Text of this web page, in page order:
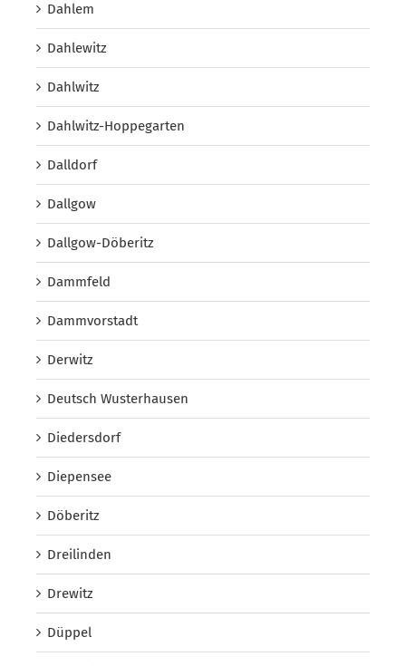
Dahlem
Dahlewitz
Dahlwitz
Dahlwitz-Hoppegarten
Dalldorf
Dallgow
Dallgow-Döberitz
Dammfeld
Dammvorstadt
Derwitz
Deutsch Wusterhausen
Diedersdorf
Diepensee
Döberitz
Dreilinden
Drewitz
Düppel